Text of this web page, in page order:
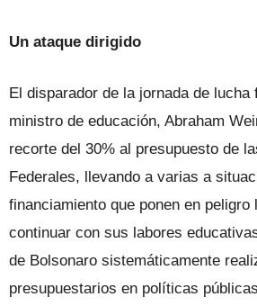
Un ataque dirigido
El disparador de la jornada de lucha
ministro de educación, Abraham
recorte del 30% al presupuesto de
Federales, llevando a varias a
financiamiento que ponen en peligro
continuar con sus labores
de Bolsonaro sistemáticamente
presupuestarios en políticas